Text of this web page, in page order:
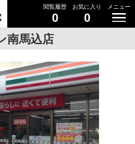
閲覧履歴
0
お気に入り
0
メニュー
南馬込店